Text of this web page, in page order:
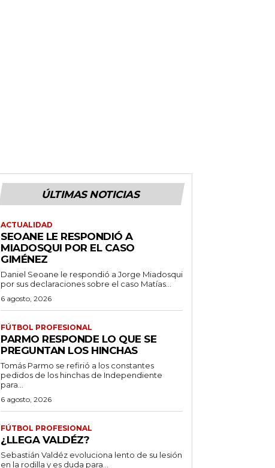
ÚLTIMAS NOTICIAS
ACTUALIDAD
SEOANE LE RESPONDIÓ A
MIADOSQUI POR EL CASO
GIMÉNEZ
Daniel Seoane le respondió a Jorge Miadosqui
por sus declaraciones sobre el caso Matías...
6 agosto, 2026
FÚTBOL PROFESIONAL
PARMO RESPONDE LO QUE SE
PREGUNTAN LOS HINCHAS
Tomás Parmo se refirió a los constantes
pedidos de los hinchas de Independiente
para...
6 agosto, 2026
FÚTBOL PROFESIONAL
¿LLEGA VALDÉZ?
Sebastián Valdéz evoluciona lento de su lesión
en la rodilla y es duda para...